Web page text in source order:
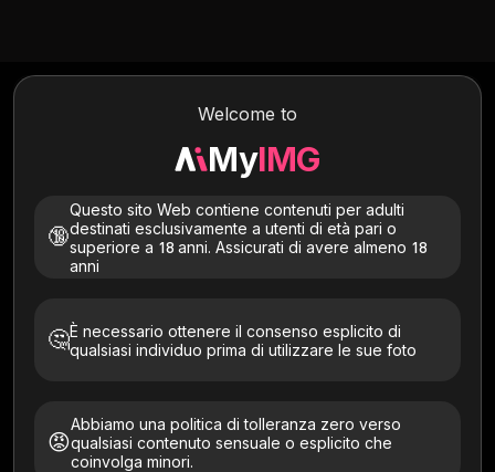
Welcome to
MyIMG
🔞
Questo sito Web contiene contenuti per adulti
destinati esclusivamente a utenti di età pari o
superiore a 18 anni. Assicurati di avere almeno 18
anni
🤔È necessario ottenere il consenso esplicito di
qualsiasi individuo prima di utilizzare le sue foto
😡
Abbiamo una politica di tolleranza zero verso
qualsiasi contenuto sensuale o esplicito che
coinvolga minori.